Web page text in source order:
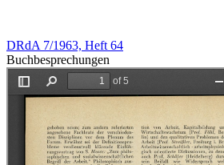
DRdA 7/1963, Heft 64
Buchbesprechungen